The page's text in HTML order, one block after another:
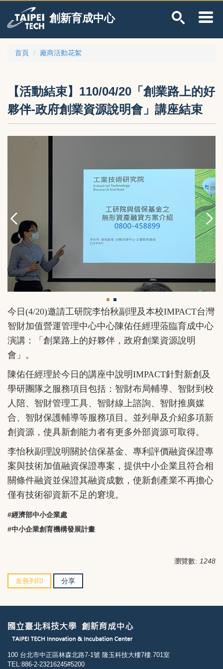
主
要
創新育成中心
首頁 廠商活動花絮
【活動結束】110/04/20「創業路上的好
夥伴-政府創業資源說明會」講座結束
今日(4/20)邀請工研院李怡秋副理及本校IMPACT台灣
智財加值營運管理中心中心陳佑任經理蒞臨育成中心
演講：「創業路上的好夥伴，政府創業資源說明
會」。
陳佑任經理於今日的講座中說明IMPACT針對新創及
學研團隊之服務項目包括：智財布局輔導、智財到校
人陪、智財管理工具、智財線上諮詢、智財推廣媒
合、智財保護輔導等服務項目。並列舉及介紹多項新
創資源，使具新創能力者有更多外部資源可取得。
李怡秋副理說明關於信保基金、專利評價融資保證專
案與技術加值融資保證專案，提供中小企業且符合相
關條件融資並保證其融資成數，使新創產業不再擔心
僅有技術卻資新不足的窘境。
#經濟部中小企業處
#中小企業創育機構發展計畫
瀏覽數: 1248
友善列印 分享
100 台北市中正區林森北路7-1號 隆玉科技大樓7樓.701室
TEL:886-2-23216245#5200